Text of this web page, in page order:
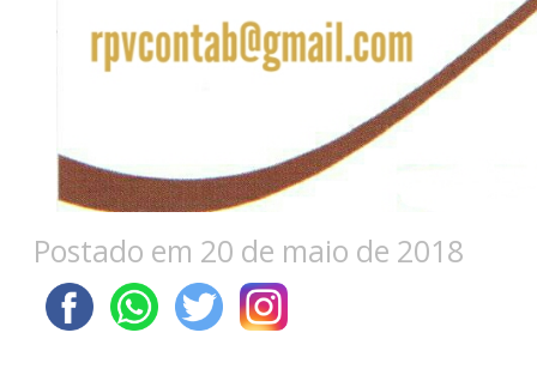
Postado em 20 de maio de 2018